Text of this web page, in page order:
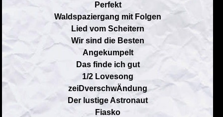
Perfekt
Waldspaziergang mit Folgen
Lied vom Scheitern
Wir sind die Besten
Angekumpelt
Das finde ich gut
1/2 Lovesong
zeiDverschwÄndung
Der lustige Astronaut
Fiasko